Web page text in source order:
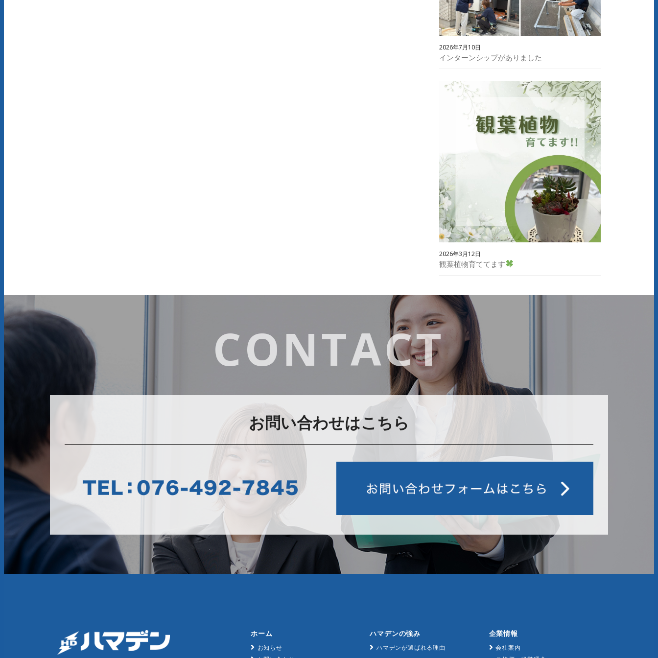
2026年7月10日
インターンシップがありました
2026年3月12日
観葉植物育ててます
CONTACT
お問い合わせはこちら
ホーム
お知らせ
ハマデンの強み
ハマデンが選ばれる理由
企業情報
会社案内